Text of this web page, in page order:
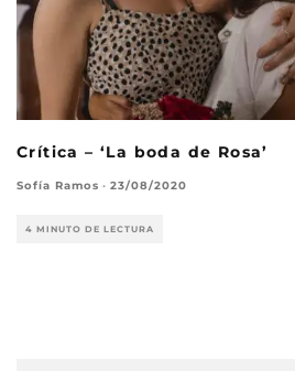
Crítica – ‘La boda de Rosa’
Sofía Ramos · 23/08/2020
4 MINUTO DE LECTURA